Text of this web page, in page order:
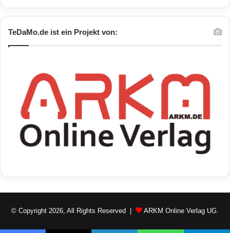
TeDaMo.de ist ein Projekt von:
© Copyright 2026, All Rights Reserved | ARKM Online Verlag UG.